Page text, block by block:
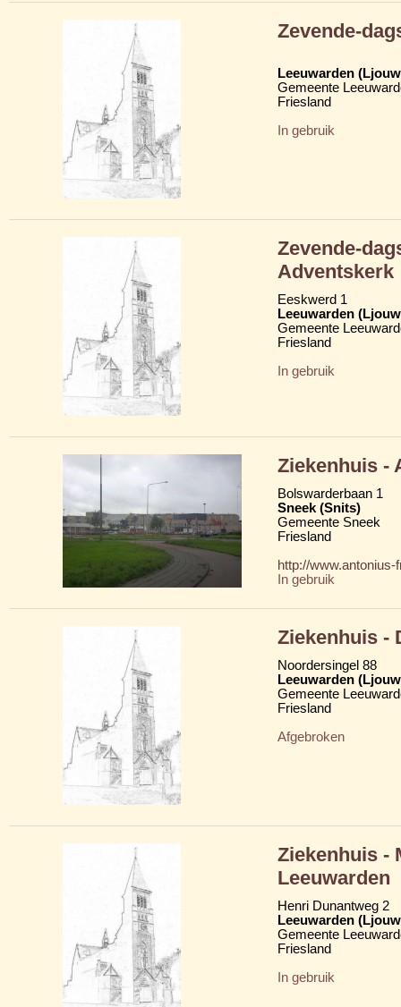
Zevende-
Leeuwarden
Gemeente
Friesland
In gebruik
Zevende-
Adventskerk
Eeskwerd 1
Leeuwarden
Gemeente
Friesland
In gebruik
Ziekenhuis -
Bolswarderbaan 1
Sneek (Snits)
Gemeente Sneek
Friesland
http://www.antonius-
In gebruik
Ziekenhuis -
Noordersingel 88
Leeuwarden
Gemeente
Friesland
Afgebroken
Ziekenhuis -
Leeuwarden
Henri Dunantweg 2
Leeuwarden
Gemeente
Friesland
In gebruik